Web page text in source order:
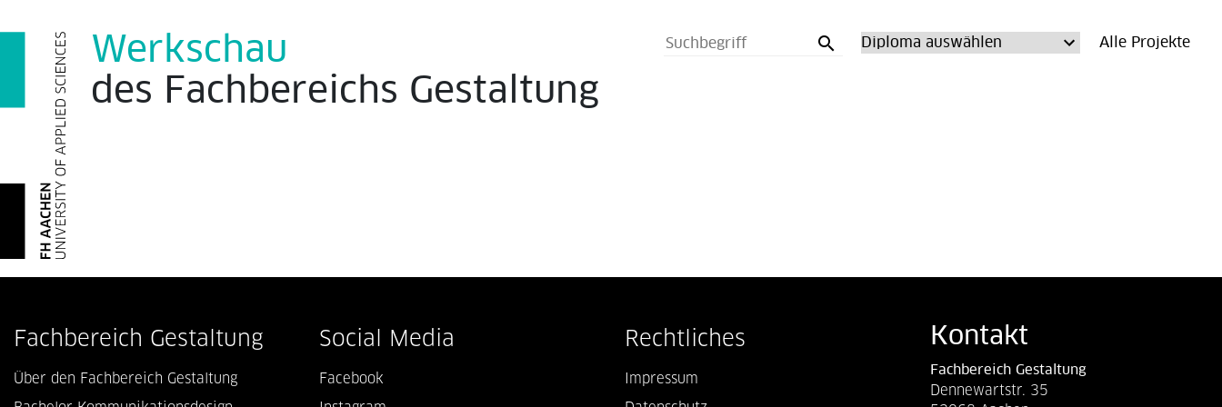
Werkschau
des Fachbereichs Gestaltung
search Alle Projekte
Fachbereich Gestaltung
Über den Fachbereich Gestaltung
Social Media
Facebook
Rechtliches
Impressum
Kontakt
Fachbereich Gestaltung
Dennewartstr. 35